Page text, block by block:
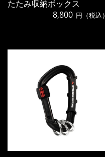
たたみ収納ボックス
8,800 円（税込）